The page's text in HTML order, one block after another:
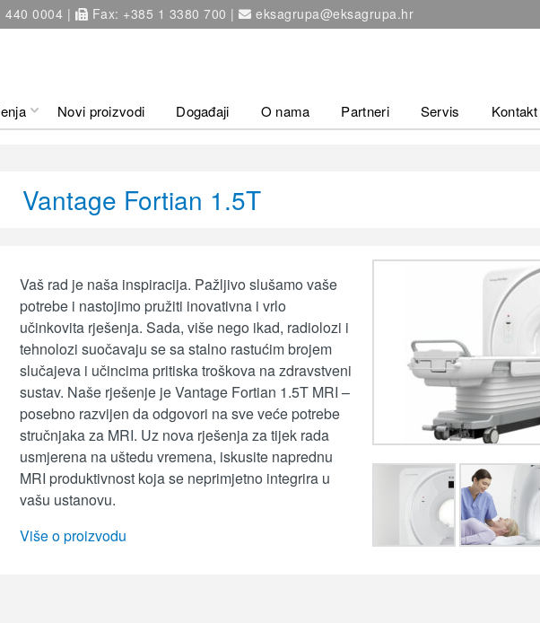
440 0004 | Fax: +385 1 3380 700 | eksagrupa@eksagrupa.hr
Novi proizvodi Događaji O nama Partneri Servis Kontakt
Vantage Fortian 1.5T
Vaš rad je naša inspiracija. Pažljivo slušamo vaše
potrebe i nastojimo pružiti inovativna i vrlo
učinkovita rješenja. Sada, više nego ikad, radiolozi i
tehnolozi suočavaju se sa stalno rastućim brojem
slučajeva i učincima pritiska troškova na zdravstveni
sustav. Naše rješenje je Vantage Fortian 1.5T MRI –
posebno razvijen da odgovori na sve veće potrebe
stručnjaka za MRI. Uz nova rješenja za tijek rada
usmjerena na uštedu vremena, iskusite naprednu
MRI produktivnost koja se neprimjetno integrira u
vašu ustanovu.
Više o proizvodu